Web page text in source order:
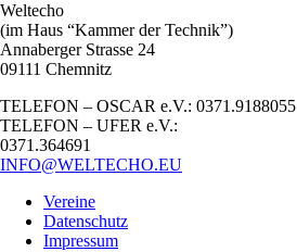
Weltecho
(im Haus “Kammer der Technik”)
Annaberger Strasse 24
09111 Chemnitz
TELEFON – OSCAR e.V.: 0371.9188055
TELEFON – UFER e.V.:
0371.364691
INFO@WELTECHO.EU
Vereine
Datenschutz
Impressum